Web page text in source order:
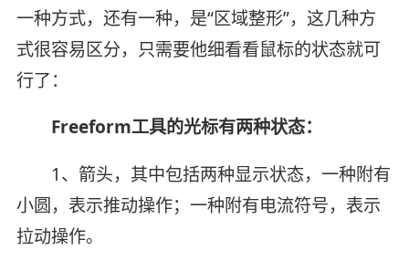
一种方式，还有一种，是“区域整形”，这几种方
式很容易区分，只需要他细看看鼠标的状态就可
行了：
Freeform工具的光标有两种状态：
1、箭头，其中包括两种显示状态，一种附有
小圆，表示推动操作；一种附有电流符号，表示
拉动操作。